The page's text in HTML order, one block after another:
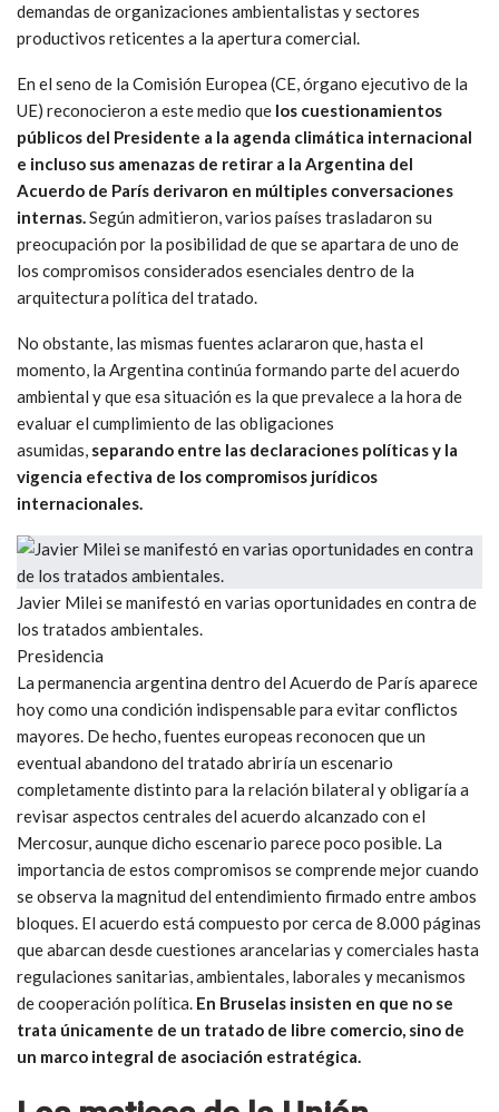
demandas de organizaciones ambientalistas y sectores
productivos reticentes a la apertura comercial.
En el seno de la Comisión Europea (CE, órgano ejecutivo de la
UE) reconocieron a este medio que los cuestionamientos
públicos del Presidente a la agenda climática internacional
e incluso sus amenazas de retirar a la Argentina del
Acuerdo de París derivaron en múltiples conversaciones
internas.Según admitieron, varios países trasladaron su
preocupación por la posibilidad de que se apartara de uno de
los compromisos considerados esenciales dentro de la
arquitectura política del tratado.
No obstante, las mismas fuentes aclararon que, hasta el
momento, la Argentina continúa formando parte del acuerdo
ambiental y que esa situación es la que prevalece a la hora de
evaluar el cumplimiento de las obligaciones
asumidas, separando entre las declaraciones políticas y la
vigencia efectiva de los compromisos jurídicos
internacionales.
Javier Milei se manifestó en varias oportunidades en contra de
los tratados ambientales.
Presidencia
La permanencia argentina dentro del Acuerdo de París aparece
hoy como una condición indispensable para evitar conflictos
mayores. De hecho, fuentes europeas reconocen que un
eventual abandono del tratado abriría un escenario
completamente distinto para la relación bilateral y obligaría a
revisar aspectos centrales del acuerdo alcanzado con el
Mercosur, aunque dicho escenario parece poco posible. La
importancia de estos compromisos se comprende mejor cuando
se observa la magnitud del entendimiento firmado entre ambos
bloques. El acuerdo está compuesto por cerca de 8.000 páginas
que abarcan desde cuestiones arancelarias y comerciales hasta
regulaciones sanitarias, ambientales, laborales y mecanismos
de cooperación política. En Bruselas insisten en que no se
trata únicamente de un tratado de libre comercio, sino de
un marco integral de asociación estratégica.